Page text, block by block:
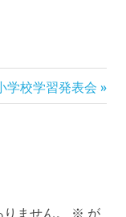
学校学習発表会
ません。 ※ が